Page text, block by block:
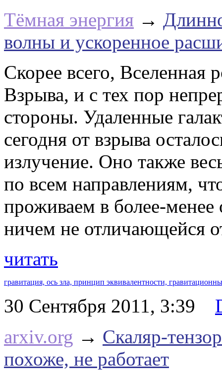
Тёмная энергия →
волны и ускоренное
Скорее всего, Вселенная
Взрыва, и с тех пор
стороны. Удаленные
сегодня от взрыва
излучение. Оно также
по всем направлениям,
проживаем в более-менее
ничем не отличающейся
читать
гравитация, ось зла, принцип эквивалентности,
30 Сентября 2011, 3:39
arxiv.org → Скаляр-
похоже, не работает